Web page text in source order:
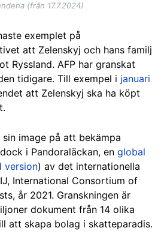
(från 17.7.2024)
exemplet på
att Zelenskyj och hans familj
Ryssland. AFP har granskat
tidigare. Till exempel i januari
att Zelenskyj ska ha köpt
image på att bekämpa
i Pandoraläckan, en global
version) av det internationella
International Consortium of
år 2021. Granskningen är
dokument från 14 olika
att skapa bolag i skatteparadis.